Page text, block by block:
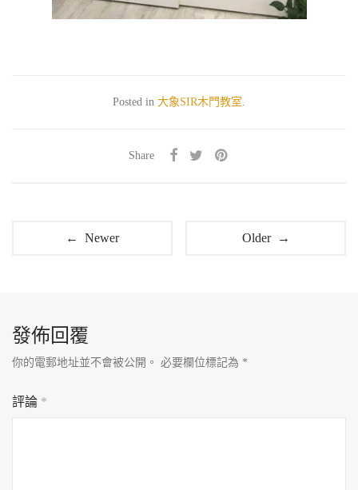
Posted in 大象SIR木門教室
Share
← Newer Older →
發佈回覆
你的電郵地址並不會被公開。 必要欄位標記為 *
評論 *